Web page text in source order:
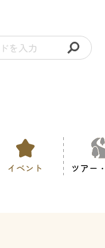
イベント ツアー